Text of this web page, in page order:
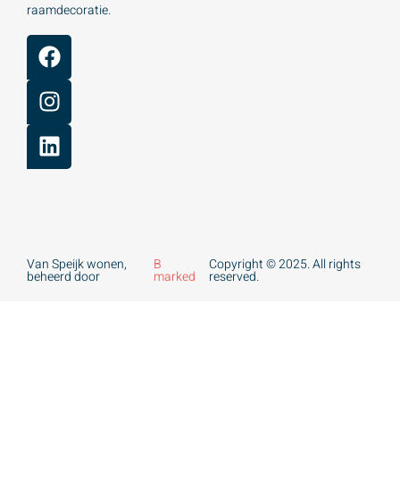
raamdecoratie.
Van Speijk wonen,
beheerd door
B
marked
Copyright © 2025. All rights
reserved.